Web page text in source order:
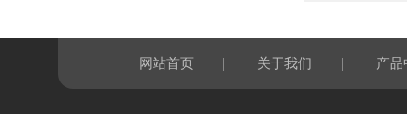
网站首页 | 关于我们 | 产品